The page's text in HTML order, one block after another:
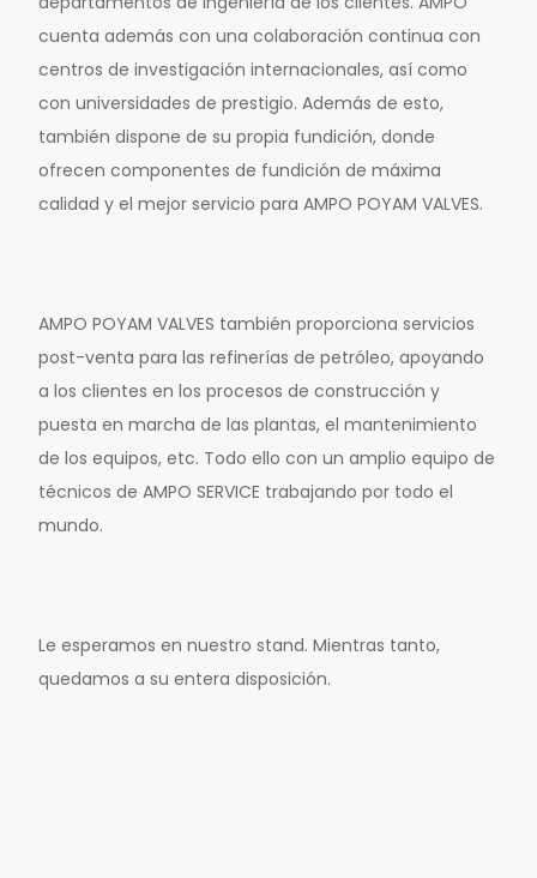
cuenta además con una colaboración continua con
centros de investigación internacionales, así como
con universidades de prestigio. Además de esto,
también dispone de su propia fundición, donde
ofrecen componentes de fundición de máxima
calidad y el mejor servicio para AMPO POYAM VALVES.
AMPO POYAM VALVES también proporciona servicios
post-venta para las refinerías de petróleo, apoyando
a los clientes en los procesos de construcción y
puesta en marcha de las plantas, el mantenimiento
de los equipos, etc. Todo ello con un amplio equipo de
técnicos de AMPO SERVICE trabajando por todo el
mundo.
Le esperamos en nuestro stand. Mientras tanto,
quedamos a su entera disposición.